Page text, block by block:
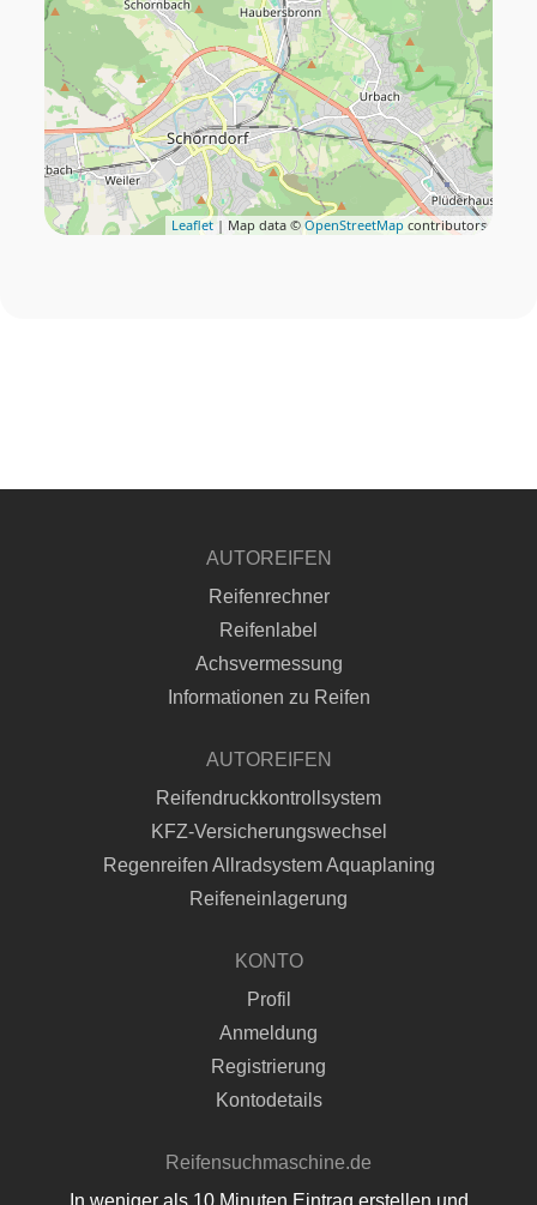
Leaflet | Map data ©OpenStreetMap contributors
AUTOREIFEN
Reifenrechner
Reifenlabel
Achsvermessung
Informationen zu Reifen
AUTOREIFEN
Reifendruckkontrollsystem
KFZ-Versicherungswechsel
Regenreifen Allradsystem Aquaplaning
Reifeneinlagerung
KONTO
Profil
Anmeldung
Registrierung
Kontodetails
Reifensuchmaschine.de